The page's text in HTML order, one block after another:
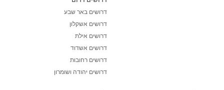
דרושים באר שבע
דרושים אשקלון
דרושים אילת
דרושים אשדוד
דרושים רחובות
דרושים יהודה ושומרון